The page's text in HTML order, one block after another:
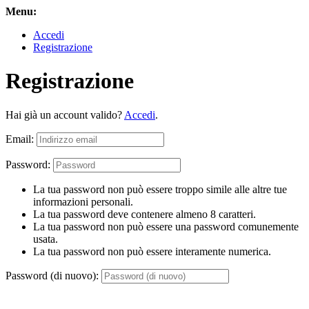
Menu:
Accedi
Registrazione
Registrazione
Hai già un account valido? Accedi.
Email:
Password:
La tua password non può essere troppo simile alle altre tue
informazioni personali.
La tua password deve contenere almeno 8 caratteri.
La tua password non può essere una password comunemente
usata.
La tua password non può essere interamente numerica.
Password (di nuovo):